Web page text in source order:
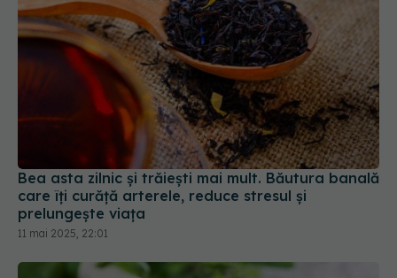
Bea asta zilnic și trăiești mai mult. Băutura banală
care îți curăță arterele, reduce stresul și
prelungește viața
11 mai 2025, 22:01